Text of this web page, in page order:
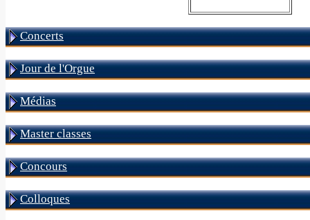
Concerts
Jour de l'Orgue
Médias
Master classes
Concours
Colloques